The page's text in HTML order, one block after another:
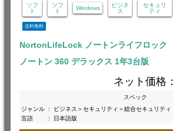
ソフ
ト
ソフ
ト
Windows
ビジネ
ス
セキュリ
ティ
送料無料
NortonLifeLock ノートンライフロック
ノートン 360 デラックス 1年3台版
ネット価格：
スペック
ジャンル :
ビジネス＞セキュリティ＞総合セキュリティ
言語
: 日本語版